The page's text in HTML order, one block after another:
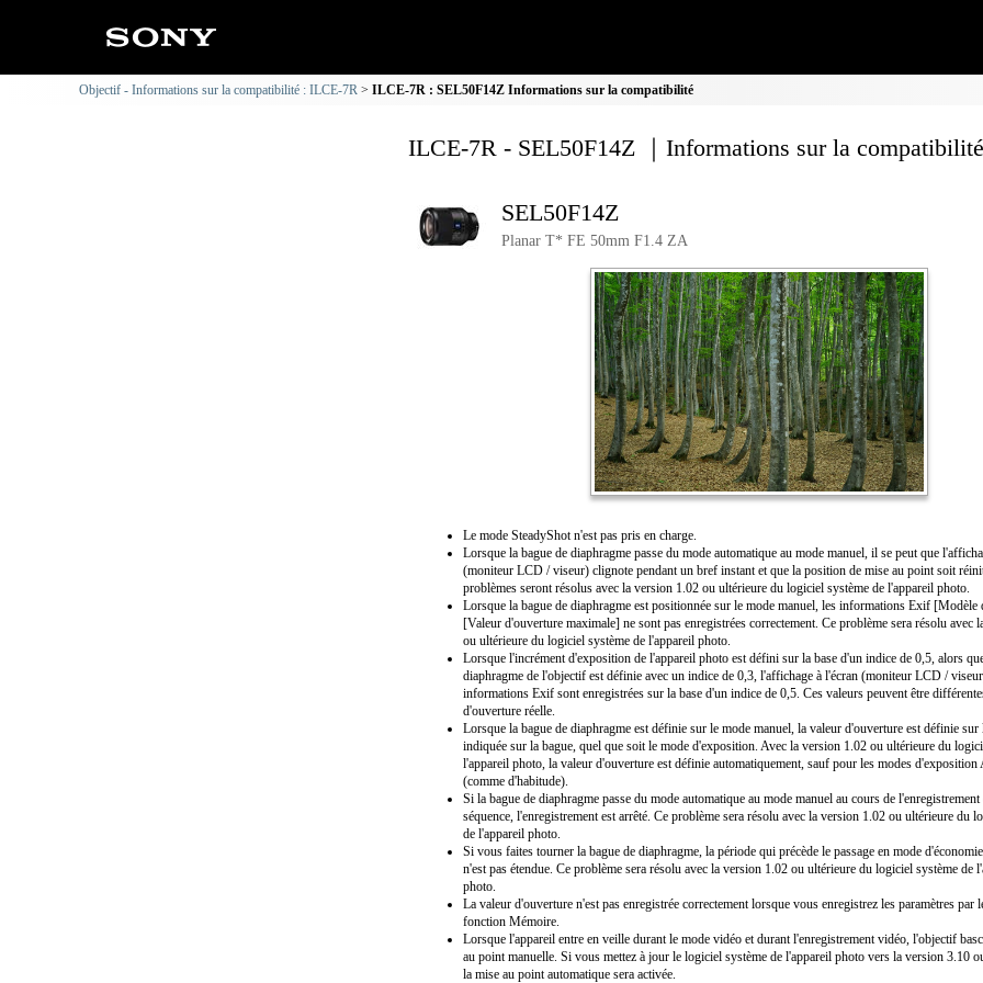
Objectif - Informations sur la compatibilité : ILCE-7R ILCE-7R : SEL50F14Z Informations sur la compatibilité
ILCE-7R - SEL50F14Z ｜Informations sur la compatibilité
SEL50F14Z
Planar T* FE 50mm F1.4 ZA
Le mode SteadyShot n'est pas pris en charge.
Lorsque la bague de diaphragme passe du mode automatique au mode manuel, il se peut que
(moniteur LCD / viseur) clignote pendant un bref instant et que la position de mise au point soit
problèmes seront résolus avec la version 1.02 ou ultérieure du logiciel système de l'appareil photo.
Lorsque la bague de diaphragme est positionnée sur le mode manuel, les informations Exif [Modèle
[Valeur d'ouverture maximale] ne sont pas enregistrées correctement. Ce problème sera résolu avec
ou ultérieure du logiciel système de l'appareil photo.
Lorsque l'incrément d'exposition de l'appareil photo est défini sur la base d'un indice de 0,5, alors
diaphragme de l'objectif est définie avec un indice de 0,3, l'affichage à l'écran (moniteur LCD /
informations Exif sont enregistrées sur la base d'un indice de 0,5. Ces valeurs peuvent être
d'ouverture réelle.
Lorsque la bague de diaphragme est définie sur le mode manuel, la valeur d'ouverture est définie sur
indiquée sur la bague, quel que soit le mode d'exposition. Avec la version 1.02 ou ultérieure du
l'appareil photo, la valeur d'ouverture est définie automatiquement, sauf pour les modes d'exposition
(comme d'habitude).
Si la bague de diaphragme passe du mode automatique au mode manuel au cours de l'enregistrement
séquence, l'enregistrement est arrêté. Ce problème sera résolu avec la version 1.02 ou ultérieure du
de l'appareil photo.
Si vous faites tourner la bague de diaphragme, la période qui précède le passage en mode
n'est pas étendue. Ce problème sera résolu avec la version 1.02 ou ultérieure du logiciel système de
photo.
La valeur d'ouverture n'est pas enregistrée correctement lorsque vous enregistrez les paramètres par
fonction Mémoire.
Lorsque l'appareil entre en veille durant le mode vidéo et durant l'enregistrement vidéo, l'objectif
au point manuelle. Si vous mettez à jour le logiciel système de l'appareil photo vers la version 3.10
la mise au point automatique sera activée.